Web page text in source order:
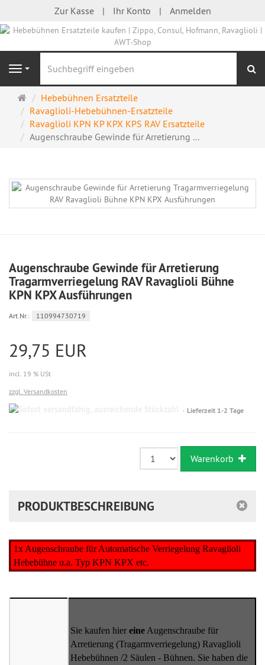
Zur Kasse Ihr Konto Anmelden
Navigation
Startseite
Hebebühnen Ersatzteile
Ravaglioli-Hebebühnen-Ersatzteile
Ravaglioli KPN KP KPX KPS RAV Ersatzteile
Augenschraube Gewinde für Arretierung ...
Augenschraube Gewinde für Arretierung
Tragarmverriegelung RAV Ravaglioli Bühne
KPN KPX Ausführungen
Art.Nr.: 110994730719
29,75 EUR
incl. 19 % USt
zzgl. Versandkosten
Sofort
Lieferzeit 1-2 Tage
Warenkorb
PRODUKTBESCHREIBUNG
1x Augenschraube für Automatische Verriegelung Ravaglioli
Hebebühne u.a. Typ KPN KPX etc.
Sie kaufen hier eine Augenschraube für
Arretierung (Tragarmverriegelung) Ravaglioli
Hebebühnen /2 Säulen - Bühnen. Sie haben die